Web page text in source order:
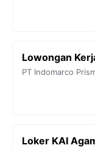
Lowongan
PT Indomarco
Loker KAI